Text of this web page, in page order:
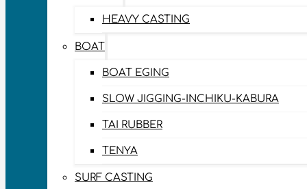
HEAVY CASTING
BOAT
BOAT EGING
SLOW JIGGING-INCHIKU-KABURA
TAI RUBBER
TENYA
SURF CASTING